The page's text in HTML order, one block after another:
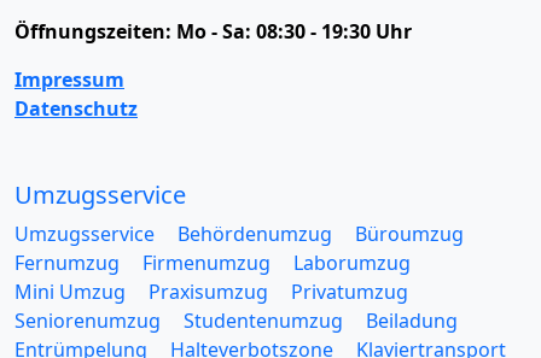
Öffnungszeiten: Mo - Sa: 08:30 - 19:30 Uhr
Impressum
Datenschutz
Umzugsservice
Umzugsservice Behördenumzug
Büroumzug
Fernumzug
Firmenumzug
Laborumzug
Mini Umzug
Praxisumzug
Privatumzug
Seniorenumzug
Studentenumzug
Beiladung
Entrümpelung
Halteverbotszone
Klaviertransport